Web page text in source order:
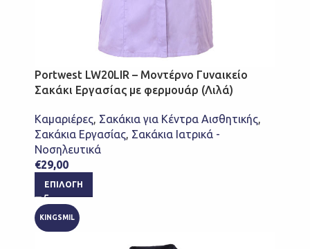
Portwest LW20LIR – Μοντέρνο Γυναικείο
Σακάκι Εργασίας με φερμουάρ (Λιλά)
Καμαριέρες, Σακάκια για Κέντρα Αισθητικής,
Σακάκια Εργασίας, Σακάκια Ιατρικά -
Νοσηλευτικά
€29,00
ΕΠΙΛΟΓΉ
KINGSMIL